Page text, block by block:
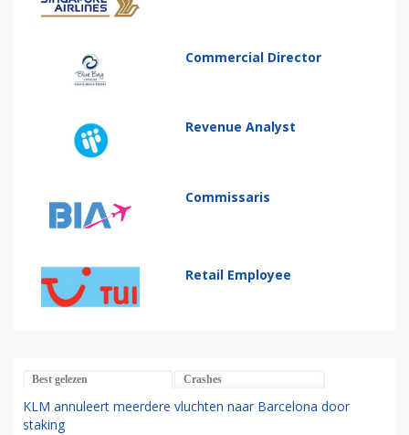
Commercial Director
Revenue Analyst
Commissaris
Retail Employee
Best gelezen Crashes
KLM annuleert meerdere vluchten naar Barcelona door
staking